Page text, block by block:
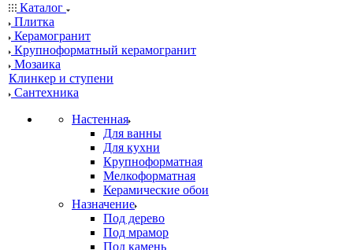
Каталог
Плитка
Керамогранит
Крупноформатный керамогранит
Мозаика
Клинкер и ступени
Сантехника
Настенная
Для ванны
Для кухни
Крупноформатная
Мелкоформатная
Керамические обои
Назначение
Под дерево
Под мрамор
Под камень